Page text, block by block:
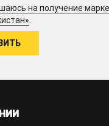
на получение
.